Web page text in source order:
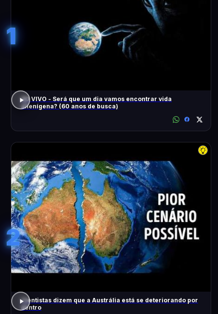
1
AO VIVO - Será que um dia vamos encontrar vida
alienígena? (60 anos de busca)
2
Cientistas dizem que a Austrália está se deteriorando por
dentro